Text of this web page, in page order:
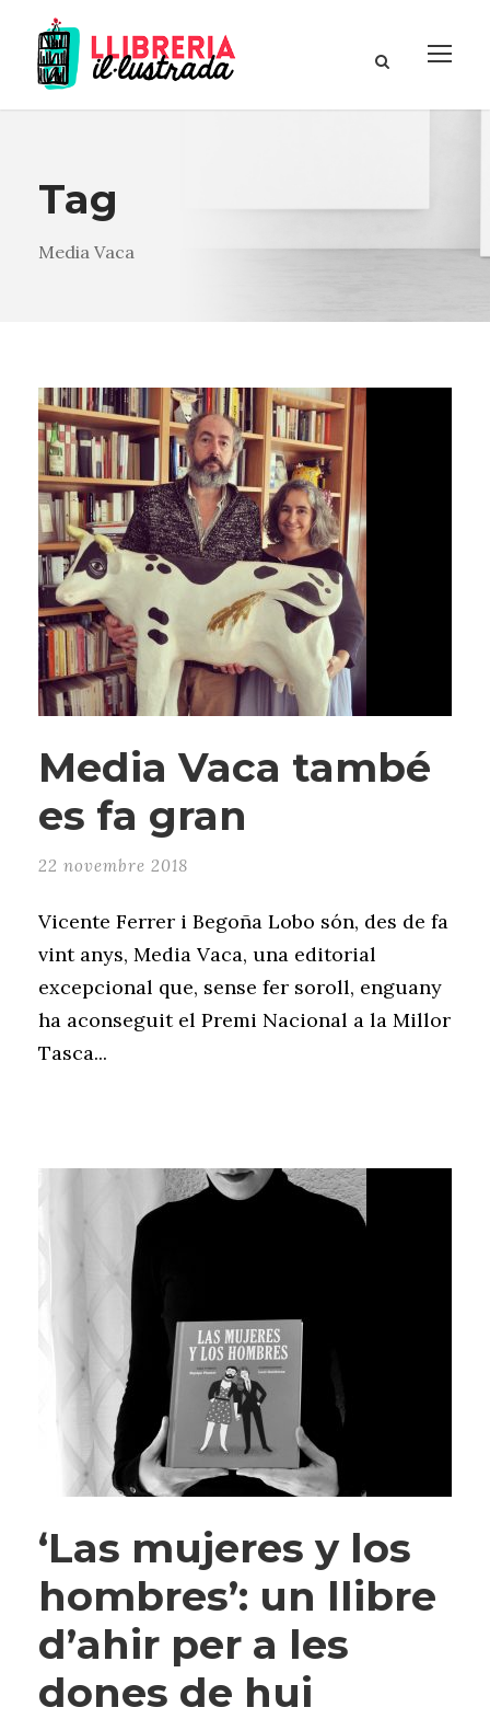
Tag
Media Vaca
Media Vaca també
es fa gran
22 novembre 2018
Vicente Ferrer i Begoña Lobo són, des de fa
vint anys, Media Vaca, una editorial
excepcional que, sense fer soroll, enguany
ha aconseguit el Premi Nacional a la Millor
Tasca...
‘Las mujeres y los
hombres’: un llibre
d’ahir per a les
dones de hui